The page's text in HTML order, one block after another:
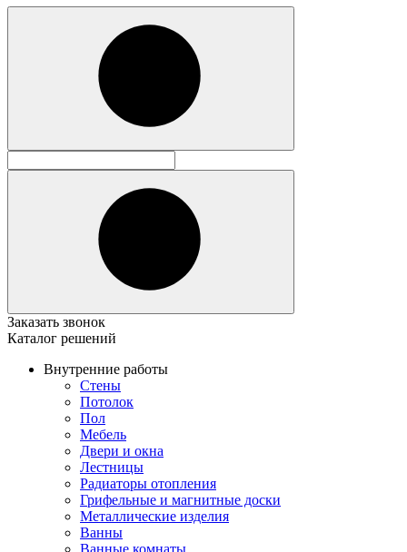
Заказать звонок
Каталог решений
Внутренние работы
Стены
Потолок
Пол
Мебель
Двери и окна
Лестницы
Радиаторы отопления
Грифельные и магнитные доски
Металлические изделия
Ванны